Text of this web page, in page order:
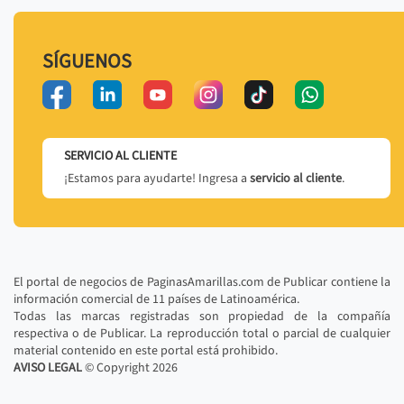
SÍGUENOS
SERVICIO AL CLIENTE
¡Estamos para ayudarte! Ingresa a servicio al cliente.
El portal de negocios de PaginasAmarillas.com de Publicar contiene la
información comercial de 11 países de Latinoamérica.
Todas las marcas registradas son propiedad de la compañía
respectiva o de Publicar. La reproducción total o parcial de cualquier
material contenido en este portal está prohibido.
AVISO LEGAL© Copyright2026